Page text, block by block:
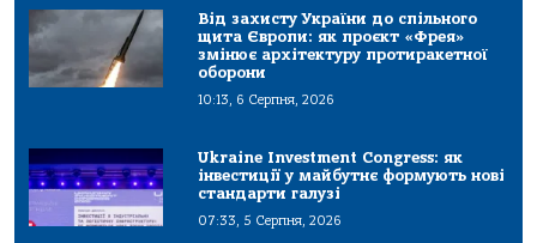
Від захисту України до спільного
щита Європи: як проєкт «Фрея»
змінює архітектуру протиракетної
оборони
10:13, 6 Серпня, 2026
Ukraine Investment Congress: як
інвестиції у майбутнє формують нові
стандарти галузі
07:33, 5 Серпня, 2026